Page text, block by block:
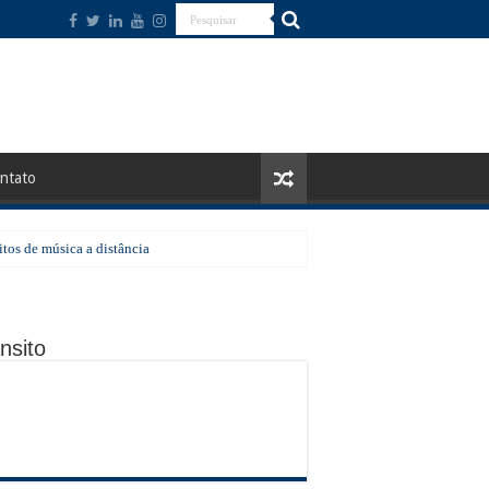
de música a distância
a receber a ação em agosto
de pico